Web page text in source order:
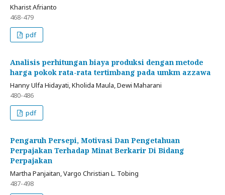
Kharist Afrianto
468-479
pdf
Analisis perhitungan biaya produksi dengan metode
harga pokok rata-rata tertimbang pada umkm azzawa
Hanny Ulfa Hidayati, Kholida Maula, Dewi Maharani
480-486
pdf
Pengaruh Persepi, Motivasi Dan Pengetahuan
Perpajakan Terhadap Minat Berkarir Di Bidang
Perpajakan
Martha Panjaitan, Vargo Christian L. Tobing
487-498